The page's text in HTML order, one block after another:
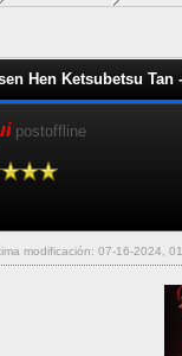
Hen Ketsubetsu Tan
postoffline
modificación: 07-16-2024,